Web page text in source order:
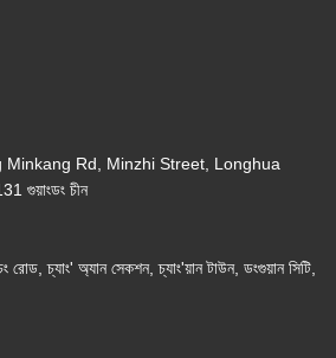
Minkang Rd, Minzhi Street, Longhua
গুয়াংডং চীন
চ্যাং' অ্যান সেকশন, চ্যাং'য়ান টাউন, ডংগুয়ান সিটি,